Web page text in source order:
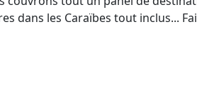
dans les Caraïbes tout inclus...